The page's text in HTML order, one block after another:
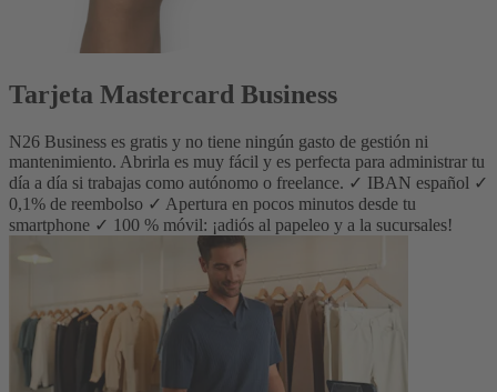
Tarjeta Mastercard Business
N26 Business es gratis y no tiene ningún gasto de gestión ni
mantenimiento. Abrirla es muy fácil y es perfecta para administrar tu
día a día si trabajas como autónomo o freelance. ✓ IBAN español ✓
0,1% de reembolso ✓ Apertura en pocos minutos desde tu
smartphone ✓ 100 % móvil: ¡adiós al papeleo y a la sucursales!